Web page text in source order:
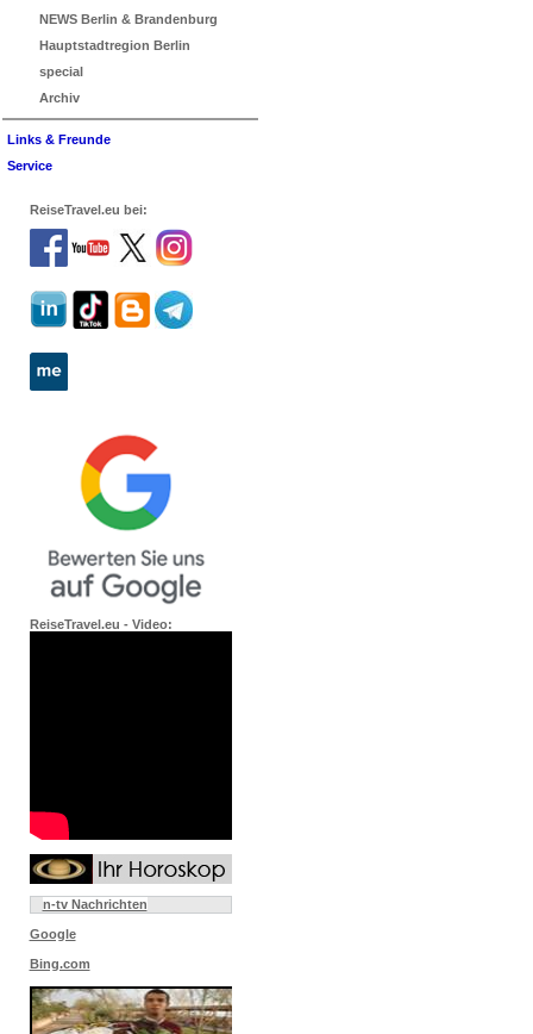
NEWS Berlin & Brandenburg
Hauptstadtregion Berlin
special
Archiv
Links & Freunde
Service
ReiseTravel.eu bei:
ReiseTravel.eu - Video:
n-tv Nachrichten
Google
Bing.com